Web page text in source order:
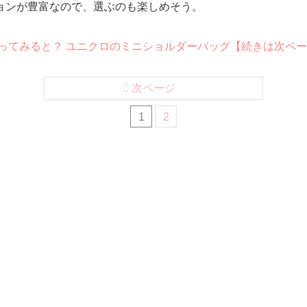
が豊富なので、選ぶのも楽しめそう。
みると？ ユニクロのミニショルダーバッグ【続きは次ペ
1 2
次ページ